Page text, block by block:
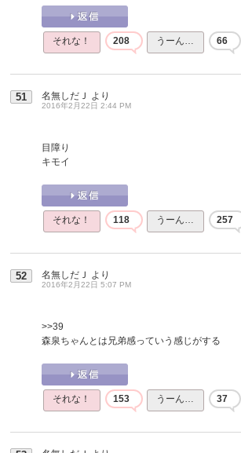
それな！ 208 うーん… 66
51 名無しだＪ より
2016年2月22日 2:44 PM
目障り
キモイ
それな！ 118 うーん… 257
52 名無しだＪ より
2016年2月22日 5:07 PM
>>39
森泉ちゃんとは兄弟感っていう感じがする
それな！ 153 うーん… 37